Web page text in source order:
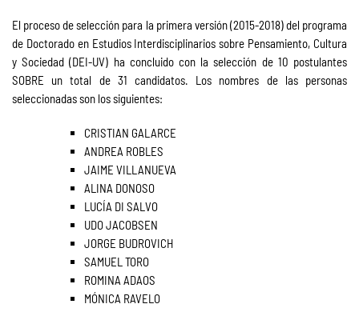
El proceso de selección para la primera versión (2015-2018) del programa
de Doctorado en Estudios Interdisciplinarios sobre Pensamiento, Cultura
y Sociedad (DEI-UV) ha concluido con la selección de 10 postulantes
SOBRE un total de 31 candidatos. Los nombres de las personas
seleccionadas son los siguientes:
CRISTIAN GALARCE
ANDREA ROBLES
JAIME VILLANUEVA
ALINA DONOSO
LUCÍA DI SALVO
UDO JACOBSEN
JORGE BUDROVICH
SAMUEL TORO
ROMINA ADAOS
MÓNICA RAVELO